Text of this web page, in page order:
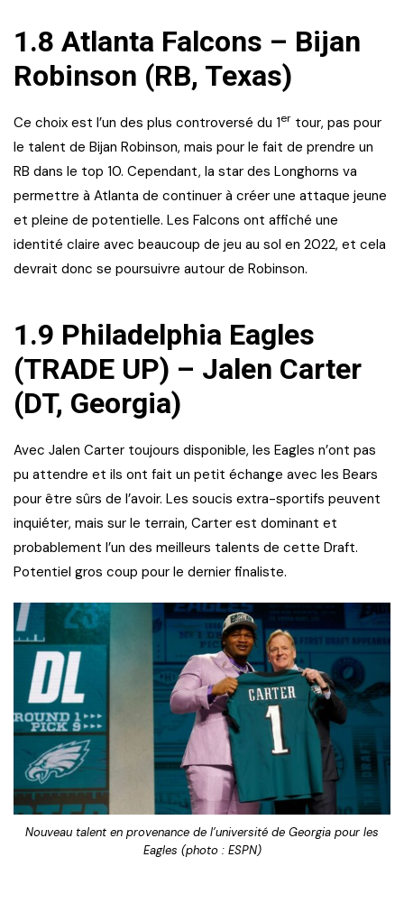
1.8 Atlanta Falcons – Bijan
Robinson (RB, Texas)
Ce choix est l’un des plus controversé du 1er tour, pas pour
le talent de Bijan Robinson, mais pour le fait de prendre un
RB dans le top 10. Cependant, la star des Longhorns va
permettre à Atlanta de continuer à créer une attaque jeune
et pleine de potentielle. Les Falcons ont affiché une
identité claire avec beaucoup de jeu au sol en 2022, et cela
devrait donc se poursuivre autour de Robinson.
1.9 Philadelphia Eagles
(TRADE UP) – Jalen Carter
(DT, Georgia)
Avec Jalen Carter toujours disponible, les Eagles n’ont pas
pu attendre et ils ont fait un petit échange avec les Bears
pour être sûrs de l’avoir. Les soucis extra-sportifs peuvent
inquiéter, mais sur le terrain, Carter est dominant et
probablement l’un des meilleurs talents de cette Draft.
Potentiel gros coup pour le dernier finaliste.
Nouveau talent en provenance de l’université de Georgia pour les
Eagles (photo : ESPN)